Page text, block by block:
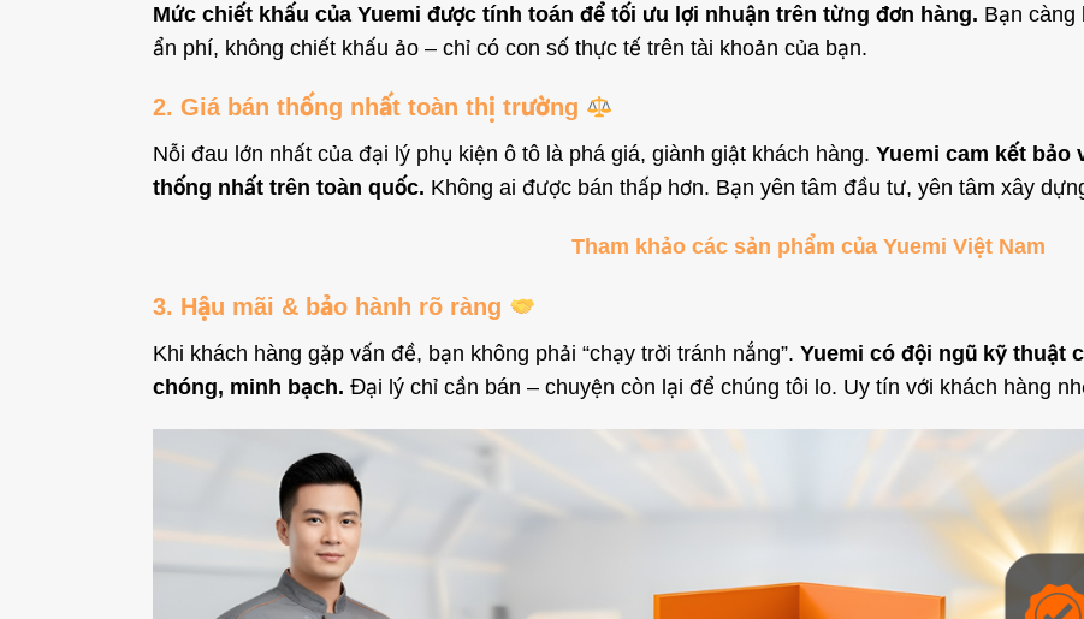
Mức chiết khấu của Yuemi được tính toán để tối ưu lợi nhuận trên từng đơn hàng. Bạn càng
ẩn phí, không chiết khấu ảo – chỉ có con số thực tế trên tài khoản của bạn.
2. Giá bán thống nhất toàn thị trường
Nỗi đau lớn nhất của đại lý phụ kiện ô tô là phá giá, giành giật khách hàng. Yuemi cam kết bảo
thống nhất trên toàn quốc. Không ai được bán thấp hơn. Bạn yên tâm đầu tư, yên tâm xây
Tham khảo các sản phẩm của Yuemi Việt Nam
3. Hậu mãi & bảo hành rõ ràng
Khi khách hàng gặp vấn đề, bạn không phải “chạy trời tránh nắng”. Yuemi có đội ngũ kỹ thuật
chóng, minh bạch. Đại lý chỉ cần bán – chuyện còn lại để chúng tôi lo. Uy tín với khách hàng